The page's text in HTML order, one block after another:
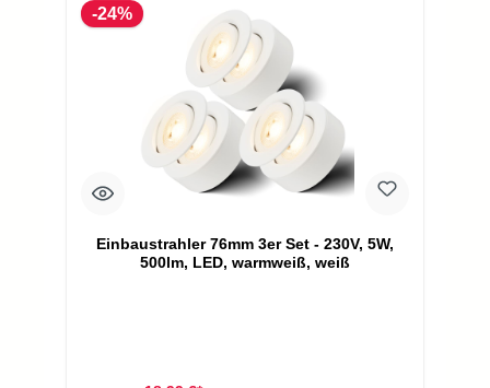
-24%
Einbaustrahler 76mm 3er Set - 230V, 5W,
500lm, LED, warmweiß, weiß